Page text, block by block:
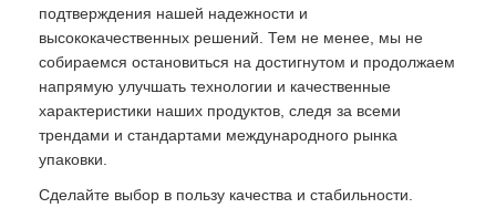
подтверждения нашей надежности и
высококачественных решений. Тем не менее, мы не
собираемся остановиться на достигнутом и продолжаем
напрямую улучшать технологии и качественные
характеристики наших продуктов, следя за всеми
трендами и стандартами международного рынка
упаковки.
Сделайте выбор в пользу качества и стабильности.